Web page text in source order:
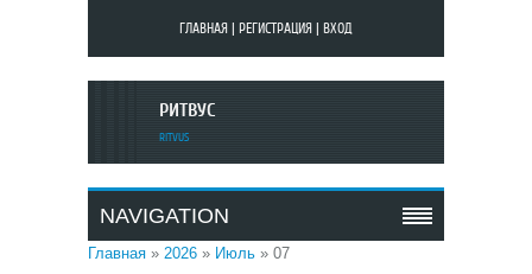
ГЛАВНАЯ РЕГИСТРАЦИЯ ВХОД
РИТВУС
RITVUS
NAVIGATION
Главная » 2026 » Июль » 07